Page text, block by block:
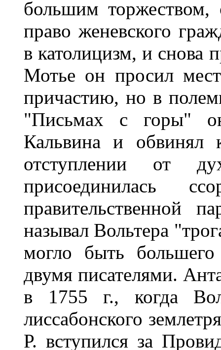
большим торжеством,
право женевского
в католицизм, и снова
Мотье он просил
причастию, но в
"Письмах с горы"
Кальвина и обвинял
отступлении от
правительственной
называл Вольтера
могло быть
двумя писателями.
в 1755 г., когда
лиссабонского
Р. вступился за